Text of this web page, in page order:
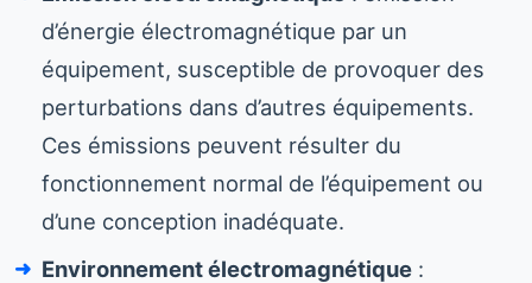
d’énergie électromagnétique par un
équipement, susceptible de provoquer des
perturbations dans d’autres équipements.
Ces émissions peuvent résulter du
fonctionnement normal de l’équipement ou
d’une conception inadéquate.
Environnement électromagnétique :